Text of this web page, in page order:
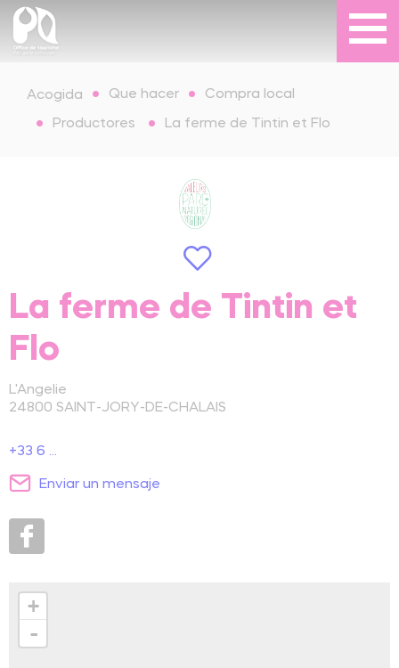
Acogida Que hacer Compra local
Productores La ferme de Tintin et Flo
La ferme de Tintin et
Flo
L'Angelie
24800 SAINT-JORY-DE-CHALAIS
+33 6 ...
Enviar un mensaje
+
-